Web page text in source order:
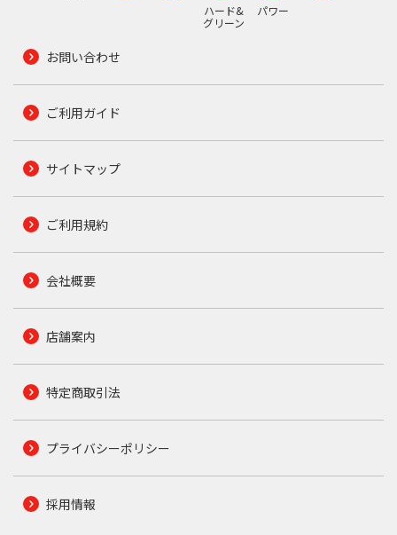
ハード&
グリーン
パワー
お問い合わせ
ご利用ガイド
サイトマップ
ご利用規約
会社概要
店舗案内
特定商取引法
プライバシーポリシー
採用情報